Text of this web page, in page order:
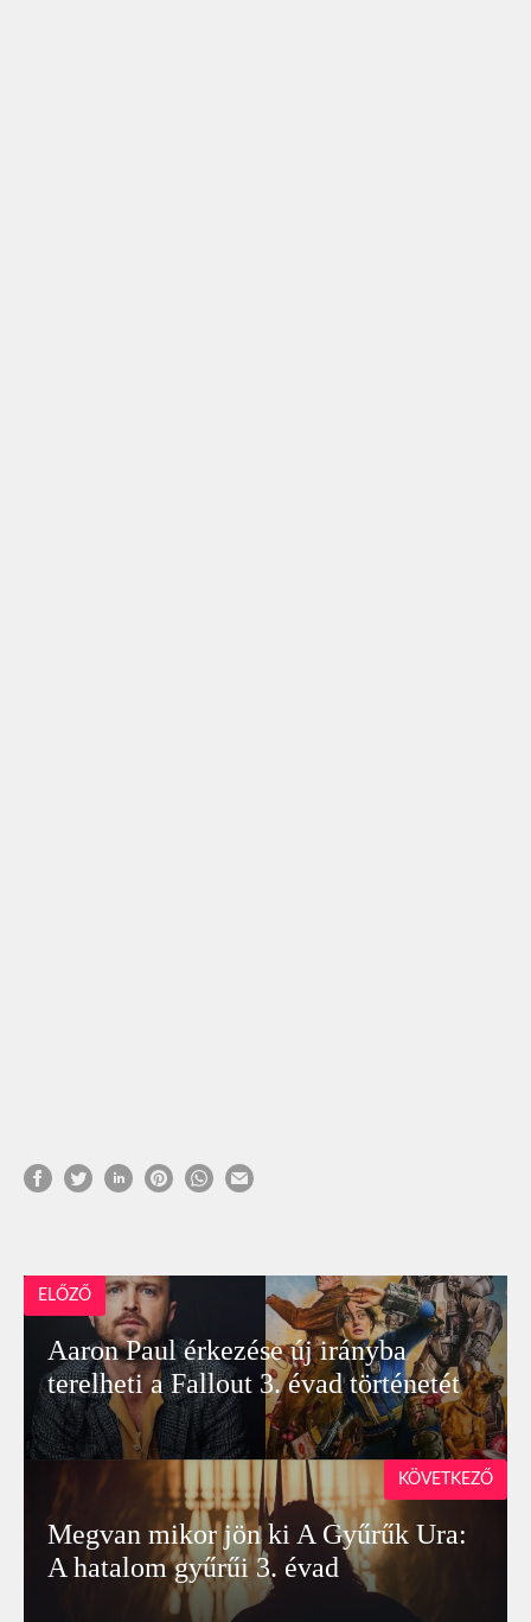
ELŐZŐ
Aaron Paul érkezése új irányba
terelheti a Fallout 3. évad történetét
Megvan mikor jön ki A Gyűrűk Ura:
A hatalom gyűrűi 3. évad
KÖVETKEZŐ